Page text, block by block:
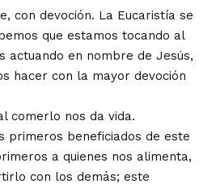
con devoción. La Eucaristía se
que estamos tocando al
actuando en nombre de Jesús,
hacer con la mayor devoción
comerlo nos da vida.
primeros beneficiados de este
a quienes nos alimenta,
con los demás; este